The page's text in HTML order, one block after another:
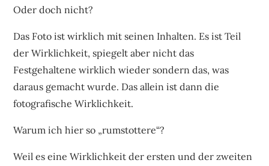
Oder doch nicht?
Das Foto ist wirklich mit seinen Inhalten. Es ist Teil
der Wirklichkeit, spiegelt aber nicht das
Festgehaltene wirklich wieder sondern das, was
daraus gemacht wurde. Das allein ist dann die
fotografische Wirklichkeit.
Warum ich hier so „rumstottere“?
Weil es eine Wirklichkeit der ersten und der zweiten